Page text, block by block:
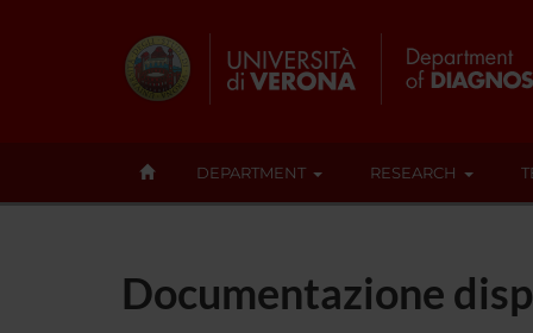
DEPARTMENT RESEARCH
Documentazione